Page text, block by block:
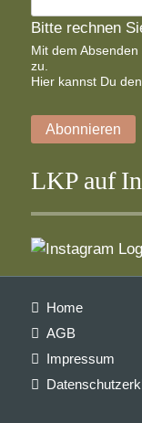
Bitte rechnen
Mit dem
zu.
Hier kannst Du
Abonnieren
LKP auf
Navigation
Home
AGB
Impressum